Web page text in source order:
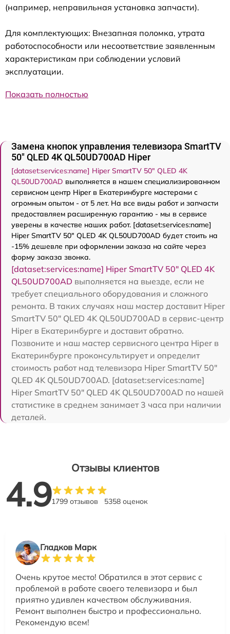
(например, неправильная установка запчасти).
Для комплектующих: Внезапная поломка, утрата
работоспособности или несоответствие заявленным
характеристикам при соблюдении условий
эксплуатации.
Показать полностью
Замена кнопок управления телевизора SmartTV
50" QLED 4K QL50UD700AD Hiper
[dataset:services:name] Hiper SmartTV 50" QLED 4K
QL50UD700AD выполняется в нашем специализированном
сервисном центр Hiper в Екатеринбурге мастерами с
огромным опытом - от 5 лет. На все виды работ и запчасти
предоставляем расширенную гарантию - мы в сервисе
уверены в качестве наших работ. [dataset:services:name]
Hiper SmartTV 50" QLED 4K QL50UD700AD будет стоить на
-15% дешевле при оформлении заказа на сайте через
форму заказа звонка.
[dataset:services:name] Hiper SmartTV 50" QLED 4K
QL50UD700AD выполняется на выезде, если не
требует специального оборудования и сложного
ремонта. В таких случаях наш мастер доставит Hiper
SmartTV 50" QLED 4K QL50UD700AD в сервис-центр
Hiper в Екатеринбурге и доставит обратно.
Позвоните и наш мастер сервисного центра Hiper в
Екатеринбурге проконсультирует и определит
стоимость работ над телевизора Hiper SmartTV 50"
QLED 4K QL50UD700AD. [dataset:services:name]
Hiper SmartTV 50" QLED 4K QL50UD700AD по нашей
статистике в среднем занимает 3 часа при наличии
деталей.
Отзывы клиентов
4.91799 отзывов 5358 оценок
Гладков Марк
Очень крутое место! Обратился в этот сервис с
проблемой в работе своего телевизора и был
приятно удивлен качеством обслуживания.
Ремонт выполнен быстро и профессионально.
Рекомендую всем!